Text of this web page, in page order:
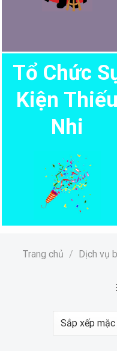
Tổ Chức
Kiện Thiếu
Nhi
Trang chủ / Dịch vụ